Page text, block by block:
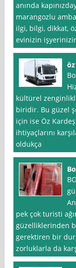
anında
marangozlu
ilgi, bilgi, dikkat,
evinizin
kültürel
biridir. Bu güzel
için ise Öz
ihtiyaçlarını
oldukça
pek çok turisti
güzelliklerinden
gerektiren bir
zorluklarla da